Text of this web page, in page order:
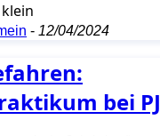
- 12/04/2024
bei